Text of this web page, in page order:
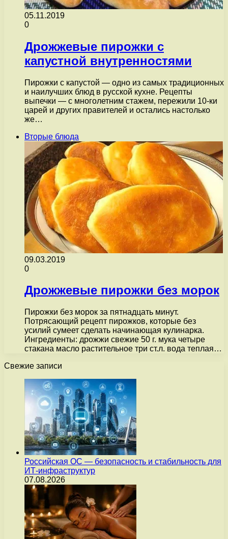
05.11.2019
0
Дрожжевые пирожки с
капустной внутренностями
Пирожки с капустой — одно из самых традиционных
и наилучших блюд в русской кухне. Рецепты
выпечки — с многолетним стажем, пережили 10-ки
царей и других правителей и остались настолько
же…
Вторые блюда
09.03.2019
0
Дрожжевые пирожки без морок
Пирожки без морок за пятнадцать минут.
Потрясающий рецепт пирожков, которые без
усилий сумеет сделать начинающая кулинарка.
Ингредиенты: дрожжи свежие 50 г. мука четыре
стакана масло растительное три ст.л. вода теплая…
Свежие записи
Российская ОС — безопасность и стабильность для
ИТ-инфраструктур
07.08.2026